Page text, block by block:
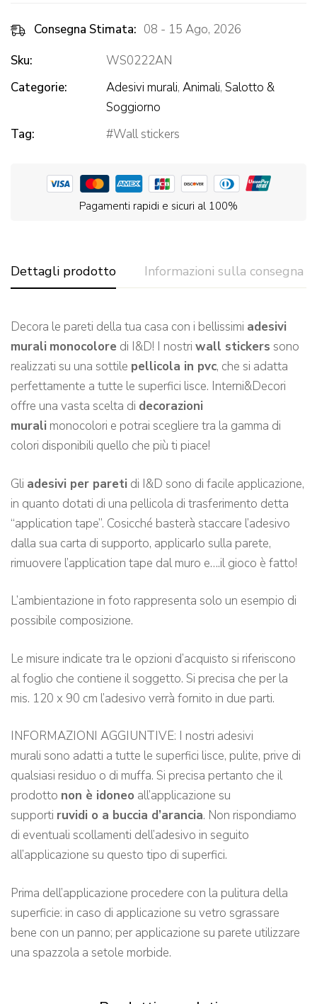
Consegna Stimata: 08 - 15 Ago, 2026
Sku:
WS0222AN
Categorie:
Adesivi murali, Animali, Salotto &
Soggiorno
Tag:
Wall stickers
Pagamenti rapidi e sicuri al 100%
Dettagli prodotto Informazioni sulla consegna
Decora le pareti della tua casa con i bellissimi adesivi
murali monocolore di I&D! I nostri wall stickers sono
realizzati su una sottile pellicola in pvc, che si adatta
perfettamente a tutte le superfici lisce. Interni&Decori
offre una vasta scelta di decorazioni
murali monocolori e potrai scegliere tra la gamma di
colori disponibili quello che più ti piace!
Gli adesivi per pareti di I&D sono di facile applicazione,
in quanto dotati di una pellicola di trasferimento detta
“application tape”. Cosicché basterà staccare l’adesivo
dalla sua carta di supporto, applicarlo sulla parete,
rimuovere l’application tape dal muro e….il gioco è fatto!
L’ambientazione in foto rappresenta solo un esempio di
possibile composizione.
Le misure indicate tra le opzioni d’acquisto si riferiscono
al foglio che contiene il soggetto. Si precisa che per la
mis. 120 x 90 cm l’adesivo verrà fornito in due parti.
INFORMAZIONI AGGIUNTIVE: I nostri adesivi
murali sono adatti a tutte le superfici lisce, pulite, prive di
qualsiasi residuo o di muffa. Si precisa pertanto che il
prodotto non è idoneo all’applicazione su
supporti ruvidi o a buccia d’arancia. Non rispondiamo
di eventuali scollamenti dell’adesivo in seguito
all’applicazione su questo tipo di superfici.
Prima dell’applicazione procedere con la pulitura della
superficie: in caso di applicazione su vetro sgrassare
bene con un panno; per applicazione su parete utilizzare
una spazzola a setole morbide.